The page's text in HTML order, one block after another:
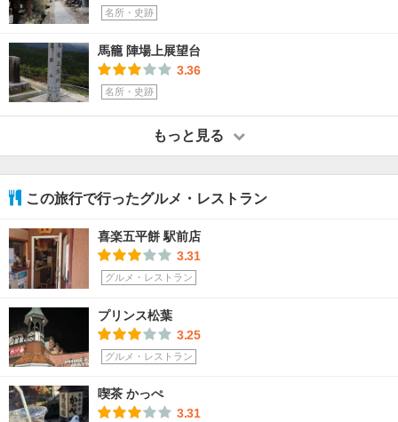
名所・史跡
馬籠 陣場上展望台
3.36
名所・史跡
もっと見る
この旅行で行ったグルメ・レストラン
喜楽五平餅 駅前店
3.31
グルメ・レストラン
プリンス松葉
3.25
グルメ・レストラン
喫茶 かっぺ
3.31